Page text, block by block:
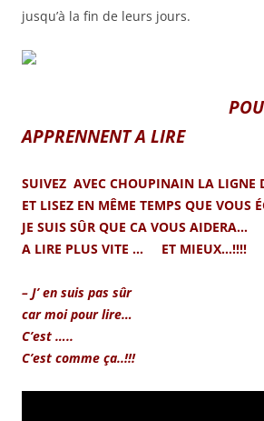
jusqu’à la fin de leurs jours.
APPRENNENT A LIRE
SUIVEZ AVEC CHOUPINAIN LA LIGNE
ET LISEZ EN MÊME TEMPS QUE VOUS
JE SUIS SÛR QUE CA VOUS AIDERA…
A LIRE PLUS VITE … ET MIEUX…!!!!
– J’ en suis pas sûr
car moi pour lire…
C’est …..
C’est comme ça..!!!